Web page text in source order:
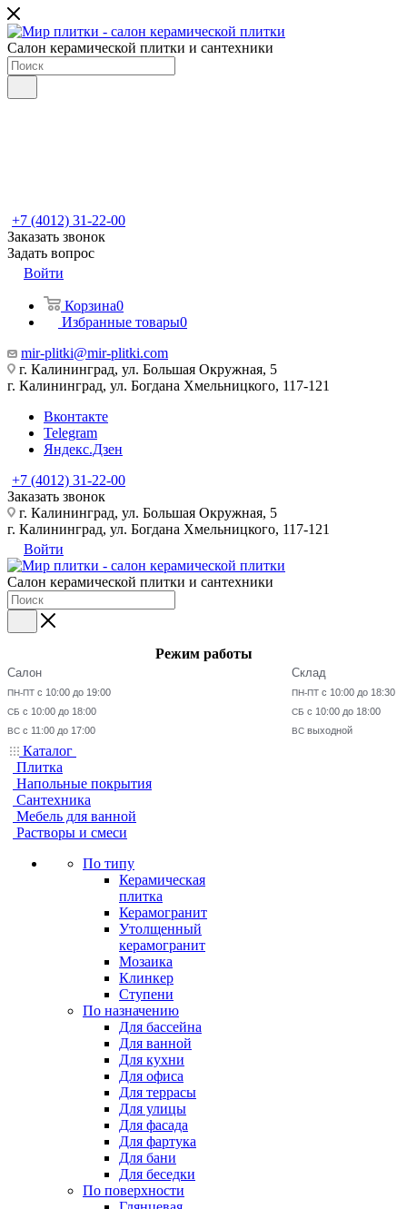
Салон керамической плитки и сантехники
+7 (4012) 31-22-00
Заказать звонок
Задать вопрос
Войти
Корзина0
Избранные товары0
mir-plitki@mir-plitki.com
г. Калининград, ул. Большая Окружная, 5
г. Калининград, ул. Богдана Хмельницкого, 117-121
Вконтакте
Telegram
Яндекс.Дзен
+7 (4012) 31-22-00
Заказать звонок
г. Калининград, ул. Большая Окружная, 5
г. Калининград, ул. Богдана Хмельницкого, 117-121
Войти
Салон керамической плитки и сантехники
Режим работы
Салон
ПН-ПТ с 10:00 до 19:00
СБ с 10:00 до 18:00
ВС с 11:00 до 17:00
Склад
ПН-ПТ с 10:00 до 18:30
СБ с 10:00 до 18:00
ВС выходной
Каталог
Плитка
Напольные покрытия
Сантехника
Мебель для ванной
Растворы и смеси
По типу
Керамическая
плитка
Керамогранит
Утолщенный
керамогранит
Мозаика
Клинкер
Ступени
По назначению
Для бассейна
Для ванной
Для кухни
Для офиса
Для террасы
Для улицы
Для фасада
Для фартука
Для бани
Для беседки
По поверхности